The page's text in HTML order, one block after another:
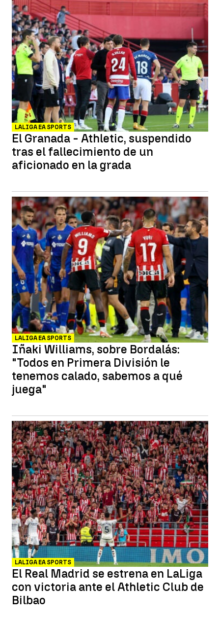
LALIGA EA SPORTS
El Granada - Athletic, suspendido
tras el fallecimiento de un
aficionado en la grada
LALIGA EA SPORTS
Iñaki Williams, sobre Bordalás:
"Todos en Primera División le
tenemos calado, sabemos a qué
juega"
LALIGA EA SPORTS
El Real Madrid se estrena en LaLiga
con victoria ante el Athletic Club de
Bilbao